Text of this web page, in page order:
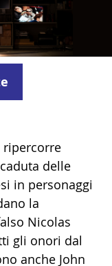
ripercorre
delle
in personaggi
la
Nicolas
gli onori dal
anche John